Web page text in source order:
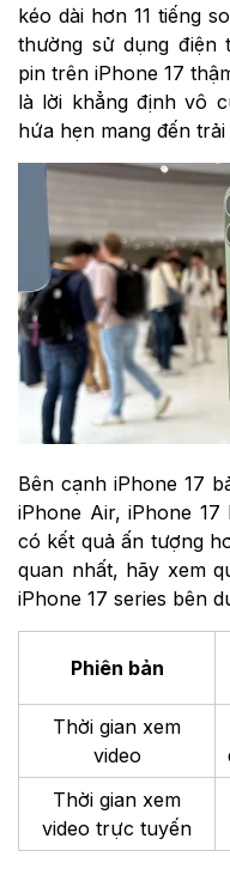
kéo dài hơn 11 tiếng
thường sử dụng điện
pin trên iPhone 17
là lời khẳng định vô
hứa hẹn mang đến
Bên cạnh iPhone 17
iPhone Air, iPhone 17
có kết quả ấn tượng
quan nhất, hãy xem
iPhone 17 series bên
Phiên bản
Thời gian xem
video
Thời gian xem
video trực tuyến